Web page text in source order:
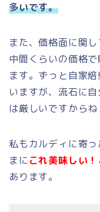
多いです。
また、価格面に関
中間くらいの価格
ます。ずっと自家
いますが、流石に
は厳しいですから
私もカルディに寄
まに これ美味しい！
あります。